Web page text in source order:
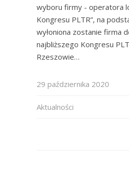
wyboru firmy - operatora
Kongresu PLTR”, na
wyłoniona zostanie firma
najbliższego Kongresu
Rzeszowie…
29 października 2020
Aktualności